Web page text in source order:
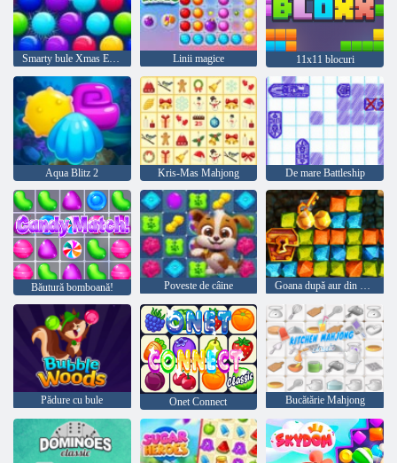
Smarty bule Xmas Edition Linii magice 11x11 blocuri
Aqua Blitz 2 Kris-Mas Mahjong De mare Battleship
Băutură bomboană! Poveste de câine Goana după aur din vânătoare de comori
Pădure cu bule Onet Connect Bucătărie Mahjong